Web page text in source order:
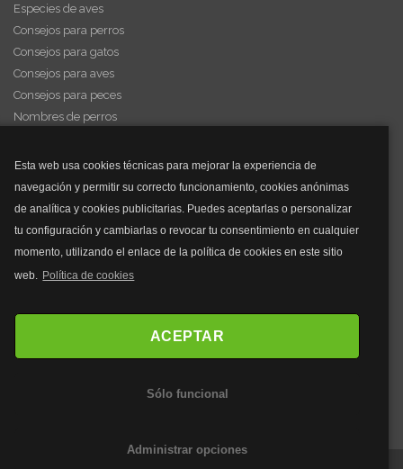
Esta web usa cookies técnicas para mejorar la experiencia de
navegación y permitir su correcto funcionamiento, cookies anónimas
de analítica y cookies publicitarias. Puedes aceptarlas o personalizar
tu configuración y cambiarlas o revocar tu consentimiento en cualquier
momento, utilizando el enlace de la política de cookies en este sitio
web. Política de cookies
ACEPTAR
Sólo funcional
Administrar opciones
Especies de aves
Consejos para perros
Consejos para gatos
Consejos para aves
Consejos para peces
Nombres de perros
y mucho más...